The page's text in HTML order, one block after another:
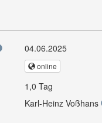
04.06.2025
online
1,0 Tag
Karl-Heinz Voßhans